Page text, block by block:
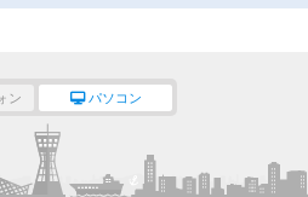
ン パソコン